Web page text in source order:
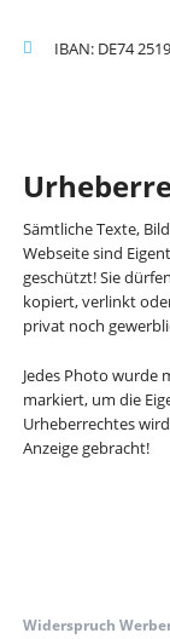
IBAN: DE74
Sämtliche Texte,
Webseite sind
geschützt! Sie
kopiert, verlinkt
privat noch
Jedes Photo wurde
markiert, um die
Urheberrechtes
Anzeige gebracht!
Widerspruch